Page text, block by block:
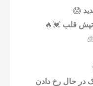
😱
تپش قلب 💓🔥
در حال رخ دادن